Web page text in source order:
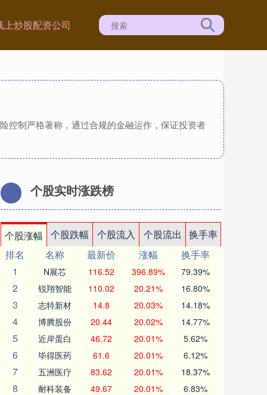
上炒股配资公司
控制严格著称，通过合规的金融运作，保证投资者
个股实时涨跌榜
个股涨幅 个股跌幅 个股流入 个股流出
换手率
排名
名称 最新价 涨幅
换手率
1
N展芯 116.52 396.89% 79.39%
2 锐翔智能 110.02 20.21% 16.80%
3 志特新材 14.8 20.03% 14.18%
4 博腾股份 20.44 20.02% 14.77%
5 近岸蛋白 46.72 20.01% 5.62%
6 毕得医药 61.6 20.01% 6.12%
7 五洲医疗 83.62 20.01% 18.37%
8 耐科装备 49.67 20.01% 6.83%